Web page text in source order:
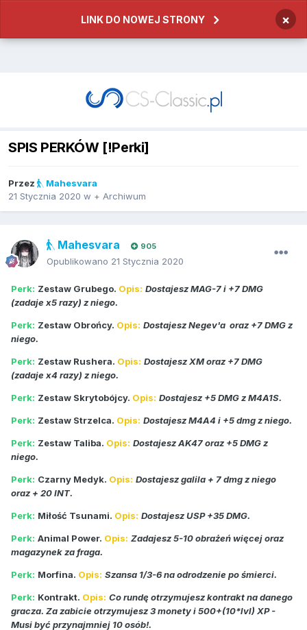
LINK DO NOWEJ STRONY ×
SPIS PERKÓW [!Perki]
Przez
Mahesvara
21 Stycznia 2020 w + Archiwum
Mahesvara 905
Opublikowano 21 Stycznia 2020
Perk: Zestaw Grubego. Opis: Dostajesz MAG-7 i +7 DMG
(zadaje x5 razy) z niego.
Perk: Zestaw Obrońcy. Opis: Dostajesz Negev'a oraz +7 DMG z
niego.
Perk: Zestaw Rushera. Opis: Dostajesz XM oraz +7 DMG
(zadaje x4 razy) z niego.
Perk: Zestaw Skrytobójcy. Opis: Dostajesz +5 DMG z M4A1S.
Perk: Zestaw Strzelca. Opis: Dostajesz M4A4 i +5 dmg z niego.
Perk: Zestaw Taliba. Opis: Dostajesz AK47 oraz +5 DMG z
niego.
Perk: Czarny Medyk. Opis: Dostajesz galila + 7 dmg z niego
oraz + 20 INT.
Perk: Miłość Tsunami. Opis: Dostajesz USP +35 DMG.
Perk: Animal Power. Opis: Zadajesz 5-10 obrażeń więcej oraz
magazynek za fraga.
Perk: Morfina. Opis: Szansa 1/3-6 na odrodzenie po śmierci.
Perk: Kontrakt. Opis: Co rundę otrzymujesz kontrakt na danego
gracza. Za zabicie otrzymujesz 3 monety i 500+(10*lvl) XP -
Musi być przynajmniej 10 osób!.